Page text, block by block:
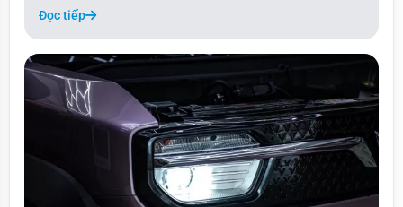
Skoda Việt Nam, sau mẫu xe Kushaq, Slavia là dòng xe tiếp
theo được tập đoàn Thành Công – đơn vị phân phối chính
thức thương hiệu ô tô Czech
Đọc tiếp